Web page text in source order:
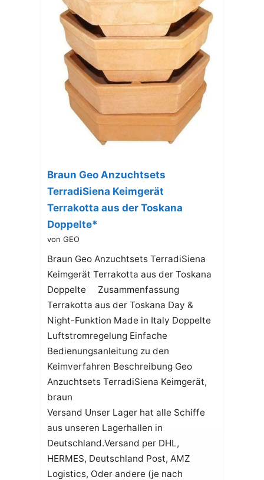
Braun Geo Anzuchtsets
TerradiSiena Keimgerät
Terrakotta aus der Toskana
Doppelte*
von GEO
Braun Geo Anzuchtsets TerradiSiena
Keimgerät Terrakotta aus der Toskana
Doppelte Zusammenfassung
Terrakotta aus der Toskana Day &
Night-Funktion Made in Italy Doppelte
Luftstromregelung Einfache
Bedienungsanleitung zu den
Keimverfahren Beschreibung Geo
Anzuchtsets TerradiSiena Keimgerät,
braun
Versand Unser Lager hat alle Schiffe
aus unseren Lagerhallen in
Deutschland.Versand per DHL,
HERMES, Deutschland Post, AMZ
Logistics, Oder andere (je nach